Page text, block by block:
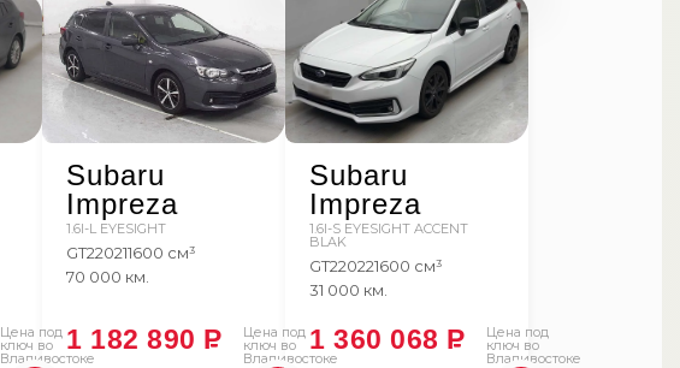
Цена под
ключ во
Владивостоке
Subaru
Impreza
1.6I-L EYESIGHT
GT220211600 см³
70 000 км.
Цена под
ключ во
Владивостоке
1 182 890 P
Subaru
Impreza
1.6I-S EYESIGHT ACCENT
BLAK
GT220221600 см³
31 000 км.
Цена под
ключ во
Владивостоке
1 360 068 P